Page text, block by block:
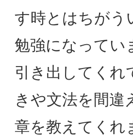
す時とはちがう
勉強になってい
引き出してくれ
きや文法を間
章を教えてくれ